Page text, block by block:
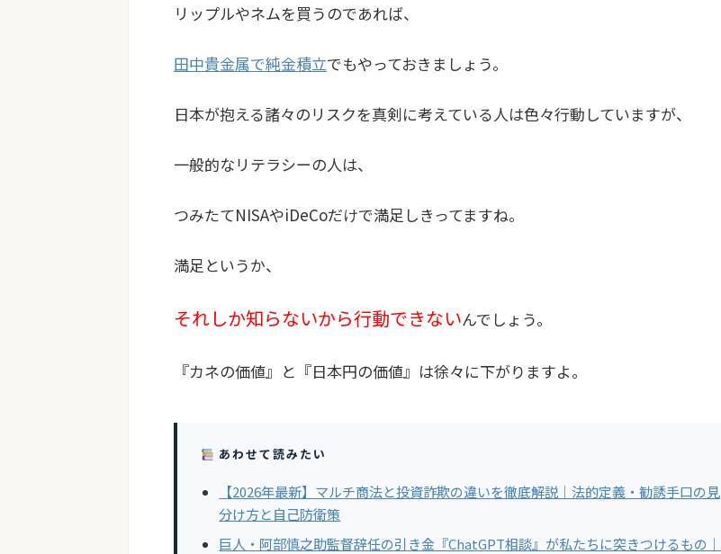
リップルやネムを買うのであれば、
田中貴金属で純金積立でもやっておきましょう。
日本が抱える諸々のリスクを真剣に考えている人は色々行動していますが、
一般的なリテラシーの人は、
つみたてNISAやiDeCoだけで満足しきってますね。
満足というか、
それしか知らないから行動できないんでしょう。
『カネの価値』と『日本円の価値』は徐々に下がりますよ。
あわせて読みたい
【2026年最新】マルチ商法と投資詐欺の違いを徹底解説｜法的定義・勧誘手口の見
分け方と自己防衛策
巨人・阿部慎之助監督辞任の引き金『ChatGPT相談』が私たちに突きつけるもの｜